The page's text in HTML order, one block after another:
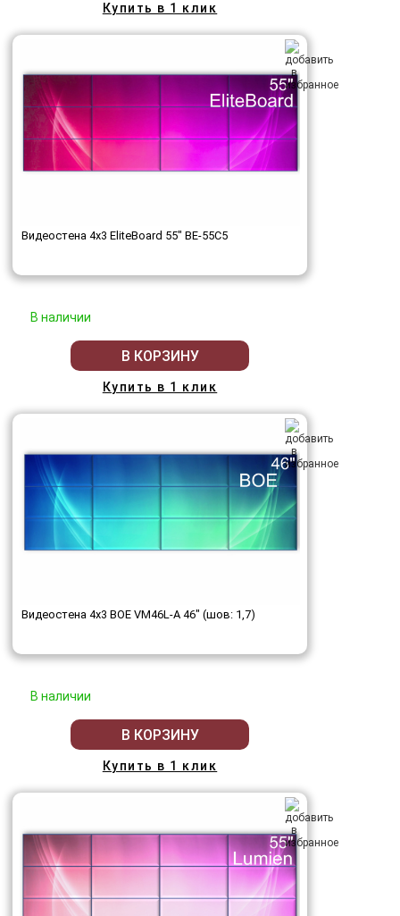
Купить в 1 клик
Видеостена 4x3 EliteBoard 55" BE-55C5
В наличии
В КОРЗИНУ
Купить в 1 клик
Видеостена 4x3 BOE VM46L-A 46" (шов: 1,7)
В наличии
В КОРЗИНУ
Купить в 1 клик